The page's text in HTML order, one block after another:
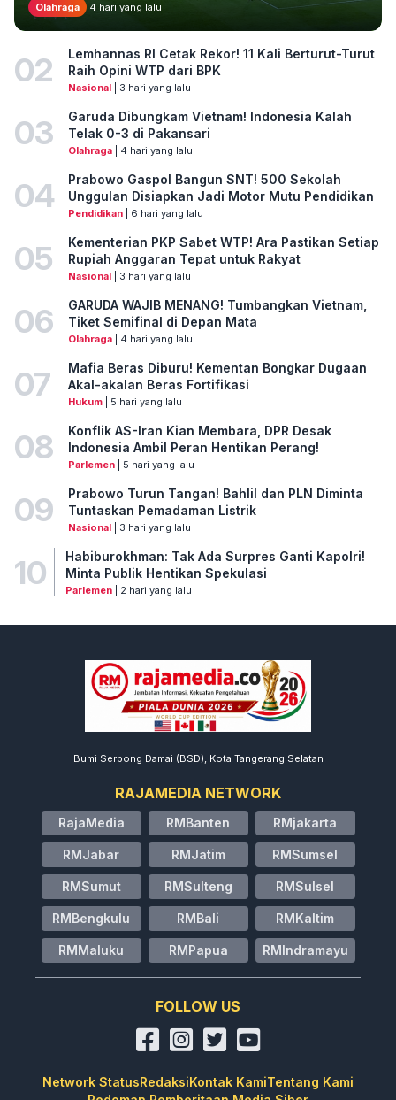
Olahraga 4 hari yang lalu
02
Lemhannas RI Cetak Rekor! 11 Kali Berturut-Turut
Raih Opini WTP dari BPK
Nasional| 3 hari yang lalu
03
Garuda Dibungkam Vietnam! Indonesia Kalah
Telak 0-3 di Pakansari
Olahraga| 4 hari yang lalu
04
Prabowo Gaspol Bangun SNT! 500 Sekolah
Unggulan Disiapkan Jadi Motor Mutu Pendidikan
Pendidikan| 6 hari yang lalu
05
Kementerian PKP Sabet WTP! Ara Pastikan Setiap
Rupiah Anggaran Tepat untuk Rakyat
Nasional| 3 hari yang lalu
06
GARUDA WAJIB MENANG! Tumbangkan Vietnam,
Tiket Semifinal di Depan Mata
Olahraga| 4 hari yang lalu
07
Mafia Beras Diburu! Kementan Bongkar Dugaan
Akal-akalan Beras Fortifikasi
Hukum| 5 hari yang lalu
08
Konflik AS-Iran Kian Membara, DPR Desak
Indonesia Ambil Peran Hentikan Perang!
Parlemen| 5 hari yang lalu
09
Prabowo Turun Tangan! Bahlil dan PLN Diminta
Tuntaskan Pemadaman Listrik
Nasional| 3 hari yang lalu
10
Habiburokhman: Tak Ada Surpres Ganti Kapolri!
Minta Publik Hentikan Spekulasi
Parlemen| 2 hari yang lalu
Bumi Serpong Damai (BSD), Kota Tangerang Selatan
RAJAMEDIA NETWORK
RajaMedia RMBanten RMjakarta
RMJabar RMJatim RMSumsel
RMSumut RMSulteng RMSulsel
RMBengkulu RMBali RMKaltim
RMMaluku RMPapua RMIndramayu
FOLLOW US
Network StatusRedaksiKontak KamiTentang Kami